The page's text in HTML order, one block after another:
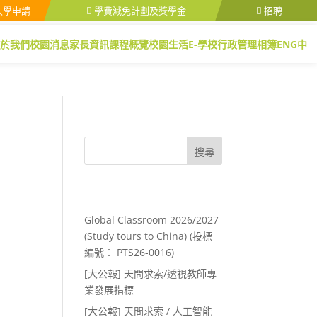
申請 學費減免計劃及獎學金 招聘
我們校園消息家長資訊課程概覽校園生活E-學校行政管理相簿ENG中
搜尋
Global Classroom 2026/2027
(Study tours to China) (投標
編號： PTS26-0016)
[大公報] 天問求索/透視教師專
業發展指標
[大公報] 天問求索 / 人工智能